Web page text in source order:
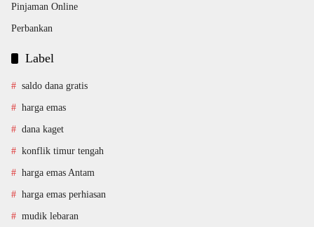
Pinjaman Online
Perbankan
Label
saldo dana gratis
harga emas
dana kaget
konflik timur tengah
harga emas Antam
harga emas perhiasan
mudik lebaran